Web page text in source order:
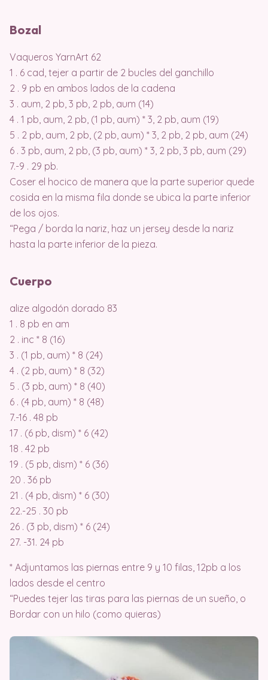
Bozal
Vaqueros YarnArt 62
1 . 6 cad, tejer a partir de 2 bucles del ganchillo
2 . 9 pb en ambos lados de la cadena
3 . aum, 2 pb, 3 pb, 2 pb, aum (14)
4 . 1 pb, aum, 2 pb, (1 pb, aum) * 3, 2 pb, aum (19)
5 . 2 pb, aum, 2 pb, (2 pb, aum) * 3, 2 pb, 2 pb, aum (24)
6 . 3 pb, aum, 2 pb, (3 pb, aum) * 3, 2 pb, 3 pb, aum (29)
7.-9 . 29 pb.
Coser el hocico de manera que la parte superior quede
cosida en la misma fila donde se ubica la parte inferior
de los ojos.
“Pega / borda la nariz, haz un jersey desde la nariz
hasta la parte inferior de la pieza.
Cuerpo
alize algodón dorado 83
1 . 8 pb en am
2 . inc * 8 (16)
3 . (1 pb, aum) * 8 (24)
4 . (2 pb, aum) * 8 (32)
5 . (3 pb, aum) * 8 (40)
6 . (4 pb, aum) * 8 (48)
7.-16 . 48 pb
17 . (6 pb, dism) * 6 (42)
18 . 42 pb
19 . (5 pb, dism) * 6 (36)
20 . 36 pb
21 . (4 pb, dism) * 6 (30)
22.-25 . 30 pb
26 . (3 pb, dism) * 6 (24)
27. -31. 24 pb
* Adjuntamos las piernas entre 9 y 10 filas, 12pb a los
lados desde el centro
“Puedes tejer las tiras para las piernas de un sueño, o
Bordar con un hilo (como quieras)